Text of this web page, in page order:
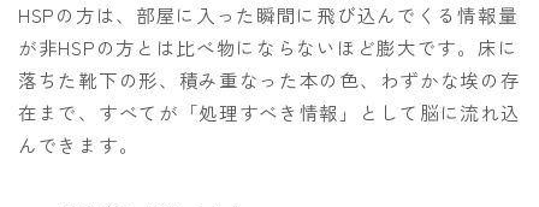
HSPの方は、部屋に入った瞬間に飛び込んでくる情報量
が非HSPの方とは比べ物にならないほど膨大です。床に
落ちた靴下の形、積み重なった本の色、わずかな埃の存
在まで、すべてが「処理すべき情報」として脳に流れ込
んできます。